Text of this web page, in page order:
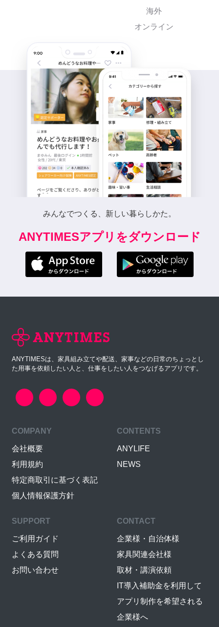
海外
オンライン
みんなでつくる、新しい暮らしかた。
ANYTIMESアプリをダウンロード
ANYTIMESは、家具組み立てや配送、家事などの日常のちょっとし
た用事を依頼したい人と、仕事をしたい人をつなげるアプリです。
COMPANY
会社概要
利用規約
特定商取引に基づく表記
個人情報保護方針
CONTENTS
ANYLIFE
NEWS
SUPPORT
ご利用ガイド
よくある質問
お問い合わせ
CONTACT
企業様・自治体様
家具関連会社様
取材・講演依頼
IT導入補助金を利用して
アプリ制作を希望される
企業様へ